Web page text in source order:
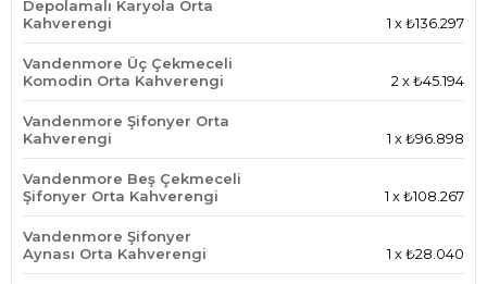
Depolamalı Karyola Orta
Kahverengi
1 x ₺136.297
Vandenmore Üç Çekmeceli
Komodin Orta Kahverengi
2 x ₺45.194
Vandenmore Şifonyer Orta
Kahverengi
1 x ₺96.898
Vandenmore Beş Çekmeceli
Şifonyer Orta Kahverengi
1 x ₺108.267
Vandenmore Şifonyer
Aynası Orta Kahverengi
1 x ₺28.040